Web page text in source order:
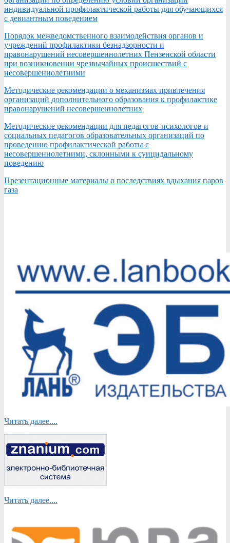
индивидуальной профилактической работы для обучающихся
с девиантным поведением
Порядок межведомственного взаимодействия органов и
учреждений профилактики безнадзорности и
правонарушений несовершеннолетних Пензенской области
при возникновении чрезвычайных происшествий с
несовершеннолетними
Методические рекомендации о механизмах привлечения
организаций дополнительного образования к профилактике
правонарушений несовершеннолетних
Методические рекомендации для педагогов-психологов и
социальных педагогов образовательных организаций по
проведению профилактической работы с
несовершеннолетними, склонными к суицидальному
поведению
Презентационные материалы о последствиях вдыхания паров
газа
Читать далее....
Читать далее....